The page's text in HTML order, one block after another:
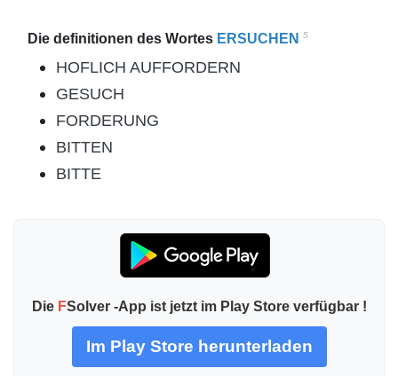
Die definitionen des Wortes ERSUCHEN 5
HOFLICH AUFFORDERN
GESUCH
FORDERUNG
BITTEN
BITTE
Die FSolver -App ist jetzt im Play Store verfügbar !
Im Play Store herunterladen